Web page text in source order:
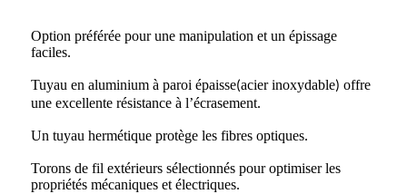
Option préférée pour une manipulation et un épissage
faciles.
Tuyau en aluminium à paroi épaisse(acier inoxydable) offre
une excellente résistance à l’écrasement.
Un tuyau hermétique protège les fibres optiques.
Torons de fil extérieurs sélectionnés pour optimiser les
propriétés mécaniques et électriques.